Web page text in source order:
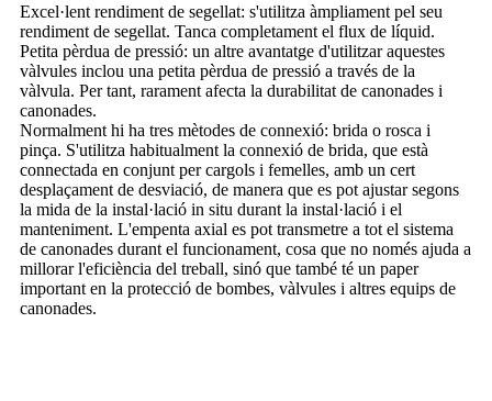
Excel·lent rendiment de segellat: s'utilitza àmpliament pel seu
rendiment de segellat. Tanca completament el flux de líquid.
Petita pèrdua de pressió: un altre avantatge d'utilitzar aquestes
vàlvules inclou una petita pèrdua de pressió a través de la
vàlvula. Per tant, rarament afecta la durabilitat de canonades i
canonades.
Normalment hi ha tres mètodes de connexió: brida o rosca i
pinça. S'utilitza habitualment la connexió de brida, que està
connectada en conjunt per cargols i femelles, amb un cert
desplaçament de desviació, de manera que es pot ajustar segons
la mida de la instal·lació in situ durant la instal·lació i el
manteniment. L'empenta axial es pot transmetre a tot el sistema
de canonades durant el funcionament, cosa que no només ajuda a
millorar l'eficiència del treball, sinó que també té un paper
important en la protecció de bombes, vàlvules i altres equips de
canonades.